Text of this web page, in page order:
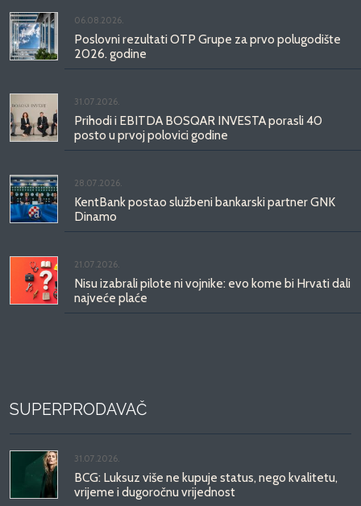
06.08.2026.
Poslovni rezultati OTP Grupe za prvo polugodište
2026. godine
31.07.2026.
Prihodi i EBITDA BOSQAR INVESTA porasli 40
posto u prvoj polovici godine
28.07.2026.
KentBank postao službeni bankarski partner GNK
Dinamo
21.07.2026.
Nisu izabrali pilote ni vojnike: evo kome bi Hrvati dali
najveće plaće
SUPERPRODAVAČ
31.07.2026.
BCG: Luksuz više ne kupuje status, nego kvalitetu,
vrijeme i dugoročnu vrijednost